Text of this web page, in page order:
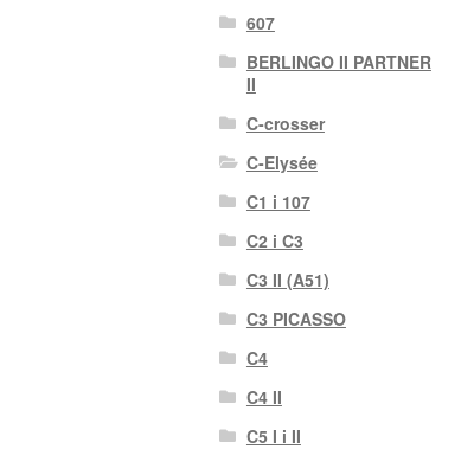
607
BERLINGO II PARTNER
II
C-crosser
C-Elysée
C1 i 107
C2 i C3
C3 II (A51)
C3 PICASSO
C4
C4 II
C5 I i II